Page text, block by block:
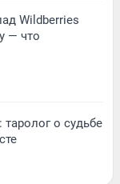
Wildberries
— что
таролог о судьбе